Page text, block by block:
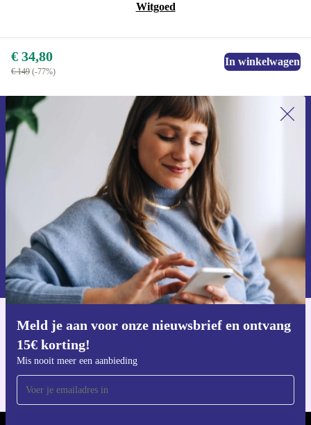
Witgoed
€ 34,80
€ 149 (-77%)
In winkelwagen
Meld je aan voor onze nieuwsbrief en ontvang
15€ korting!
Mis nooit meer een aanbieding
Meld je aan voor onze nieuwsbrief en
ontvang €15 korting!
Mis nooit meer een aanbieding.
Voucher aanvragen
Informatie over het gebruik van persoonsgegevens vind je in ons
privacybeleid
Download de refurbed app